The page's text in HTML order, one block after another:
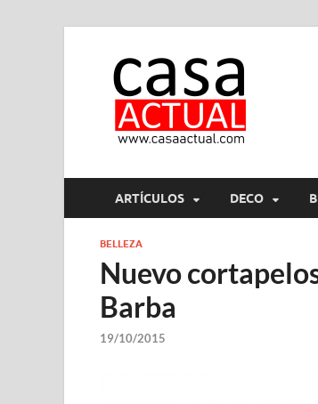
ARTÍCULOS DECO
BELLEZA
Nuevo
Barba
19/10/2015